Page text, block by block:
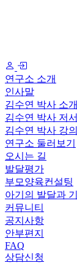
연구소 소개
인사말
김수연 박사 소개
김수연 박사 저서
김수연 박사 강의
연구소 둘러보기
오시는 길
발달평가
부모양육컨설팅
아기의 발달과
커뮤니티
공지사항
안부편지
FAQ
상담신청